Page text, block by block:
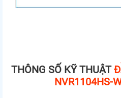
THÔNG SỐ KỸ THUẬT
NVR1104HS-